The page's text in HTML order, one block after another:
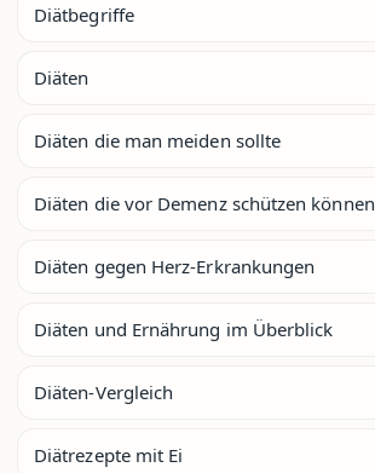
Diätbegriffe
Diäten
Diäten die man meiden sollte
Diäten die vor Demenz schützen können
Diäten gegen Herz-Erkrankungen
Diäten und Ernährung im Überblick
Diäten-Vergleich
Diätrezepte mit Ei